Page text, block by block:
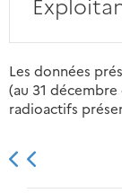
Les données
(au 31 décembre
radioactifs